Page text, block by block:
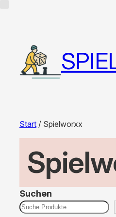
Start / Spielworxx
Suchen